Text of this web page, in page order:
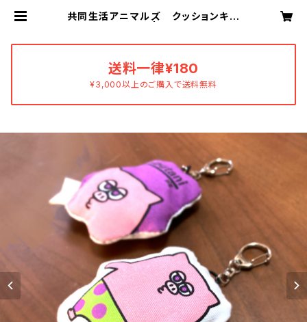
共同生活アニマルズ クッションキー
送料一律¥180
¥3,000以上のご購入で送料無料